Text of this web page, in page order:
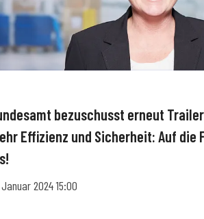
bezuschusst erneut
Effizienz und Sicherheit: Auf die
Januar 2024 15:00